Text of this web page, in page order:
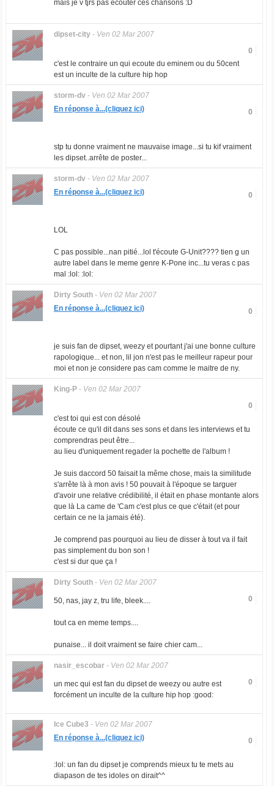
mais je v tjrs pas ecouter ces chansons :D
dipset-city- Ven 02 Mar 2007
0
c'est le contraire un qui ecoute du eminem ou du 50cent
est un inculte de la culture hip hop
storm-dv- Ven 02 Mar 2007
0
En réponse à...(cliquez ici)
stp tu donne vraiment ne mauvaise image...si tu kif vraiment
les dipset..arrête de poster...
storm-dv- Ven 02 Mar 2007
0
En réponse à...(cliquez ici)
LOL
C pas possible...nan pitié...lol t'écoute G-Unit???? tien g un
autre label dans le meme genre K-Pone inc...tu veras c pas
mal :lol: :lol:
Dirty South- Ven 02 Mar 2007
0
En réponse à...(cliquez ici)
je suis fan de dipset, weezy et pourtant j'ai une bonne culture
rapologique... et non, lil jon n'est pas le meilleur rapeur pour
moi et non je considere pas cam comme le maitre de ny.
King-P- Ven 02 Mar 2007
0
c'est toi qui est con désolé
écoute ce qu'il dit dans ses sons et dans les interviews et tu
comprendras peut être...
au lieu d'uniquement regader la pochette de l'album !
Je suis daccord 50 faisait la même chose, mais la similitude
s'arrête là à mon avis ! 50 pouvait à l'époque se targuer
d'avoir une relative crédibilité, il était en phase montante alors
que là La came de 'Cam c'est plus ce que c'était (et pour
certain ce ne la jamais été).
Je comprend pas pourquoi au lieu de disser à tout va il fait
pas simplement du bon son !
c'est si dur que ça !
Dirty South- Ven 02 Mar 2007
0
50, nas, jay z, tru life, bleek....
tout ca en meme temps....
punaise... il doit vraiment se faire chier cam...
nasir_escobar- Ven 02 Mar 2007
0
un mec qui est fan du dipset de weezy ou autre est
forcément un inculte de la culture hip hop :good:
Ice Cube3 - Ven 02 Mar 2007
0
En réponse à...(cliquez ici)
:lol: un fan du dipset je comprends mieux tu te mets au
diapason de tes idoles on dirait^^